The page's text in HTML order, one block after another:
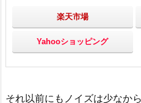
楽天市場
Yahooショッピング
それ以前にもノイズは少なか